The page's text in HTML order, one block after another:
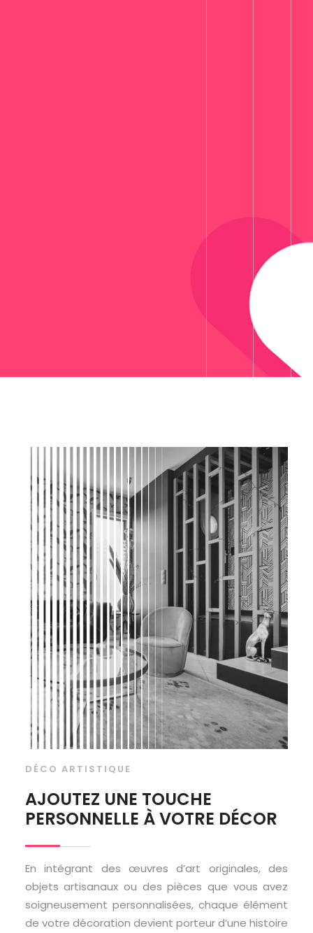
DÉCO ARTISTIQUE
AJOUTEZ UNE TOUCHE
PERSONNELLE À VOTRE DÉCOR
En intégrant des œuvres d’art originales, des
objets artisanaux ou des pièces que vous avez
soigneusement personnalisées, chaque élément
de votre décoration devient porteur d’une histoire